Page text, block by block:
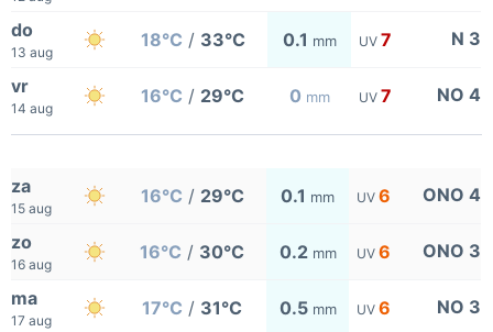
do
13 aug
18°C / 33°C 0.1 mm UV 7 N 3
vr
14 aug
16°C / 29°C 0 mm UV 7 NO 4
za
15 aug
16°C / 29°C 0.1 mm UV 6 ONO 4
zo
16 aug
16°C / 30°C 0.2 mm UV 6 ONO 3
ma
17 aug
17°C / 31°C 0.5 mm UV 6 NO 3